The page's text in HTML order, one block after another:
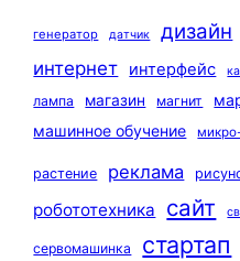
генератор датчик дизайн
интернет интерфейс
лампа
магазин магнит
машинное обучение
растение реклама
робототехника сайт
сервомашинка стартап